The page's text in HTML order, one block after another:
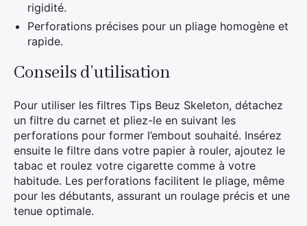
rigidité.
Perforations précises pour un pliage homogène et
rapide.
Conseils d’utilisation
Pour utiliser les filtres Tips Beuz Skeleton, détachez
un filtre du carnet et pliez-le en suivant les
perforations pour former l’embout souhaité. Insérez
ensuite le filtre dans votre papier à rouler, ajoutez le
tabac et roulez votre cigarette comme à votre
habitude. Les perforations facilitent le pliage, même
pour les débutants, assurant un roulage précis et une
tenue optimale.